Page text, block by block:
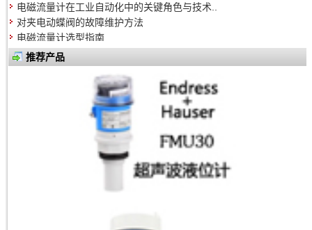
电磁流量计在工业自动化中的关键角色与技术..
对夹电动蝶阀的故障维护方法
电磁流量计选型指南
磁翻板液位计选型指南
仪器仪表常见问题FAQ
涡街流量计选型指南
蒸汽流量计选型指南
涡轮流量计选型指南
推荐产品